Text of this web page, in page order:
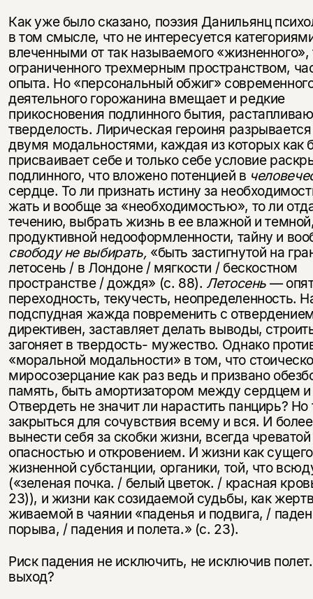
Как уже было сказано, поэзия Данильянц
в том смысле, что не интересуется
влеченными от так называемого «жиз­ненного»,
ограниченного трех­мерным пространством,
опыта. Но «персональный обжиг»
деятельного горожанина вмещает и редкие
прикосновения под­линного бытия,
тверделость. Лирическая героиня
двумя модальностями, каждая из которых как
присваивает себе и только себе условие
подлинного, что вложено потен­цией в
сердце. То ли при­знать истину за
жать и вообще за «необходимостью», то ли
течению, выбрать жизнь в ее влажной и
продуктивной недооформленности, тайну и
свободу не выбирать, «быть застигнутой на
летосень / в Лондо­не / мягкости / бескостном
пространст­ве / дождя» (с. 88). Летосень —
переходность, текучесть, неопределен­ность.
подспудная жажда по­временить с
ди­рективен, заставляет делать выводы,
загоняет в твердость- мужество. Однако
«мо­ральной модальности» в том, что
миросозерцание как раз ведь и призвано
память, быть амортизатором между сердцем
Отвердеть не значит ли нарастить панцирь? Но
закрыться для сочувствия всему и вся. И
вынести себя за скобки жизни, всегда чреватой
опасностью и откровением. И жизни как
жизненной субстанции, органики, той, что
(«зеленая почка. / белый цветок. / красная
23)), и жизни как созидаемой судьбы, как
живаемой в чаянии «паденья и подви­га, /
порыва, / падения и по­лета.» (с. 23).
Риск падения не исключить, не ис­ключив
выход?